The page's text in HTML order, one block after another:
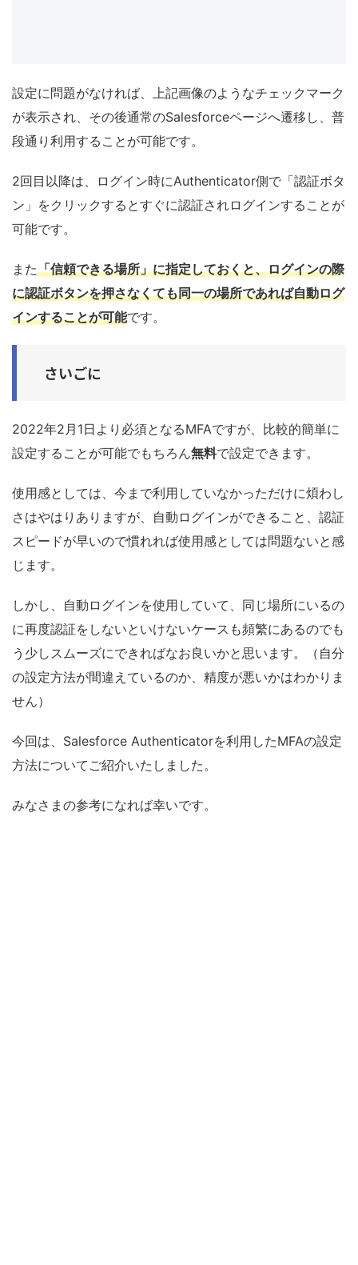
設定に問題がなければ、上記画像のようなチェックマーク
が表示され、その後通常のSalesforceページへ遷移し、普
段通り利用することが可能です。
2回目以降は、ログイン時にAuthenticator側で「認証ボタ
ン」をクリックするとすぐに認証されログインすることが
可能です。
また「信頼できる場所」に指定しておくと、ログインの際
に認証ボタンを押さなくても同一の場所であれば自動ログ
インすることが可能です。
さいごに
2022年2月1日より必須となるMFAですが、比較的簡単に
設定することが可能でもちろん無料で設定できます。
使用感としては、今まで利用していなかっただけに煩わし
さはやはりありますが、自動ログインができること、認証
スピードが早いので慣れれば使用感としては問題ないと感
じます。
しかし、自動ログインを使用していて、同じ場所にいるの
に再度認証をしないといけないケースも頻繁にあるのでも
う少しスムーズにできればなお良いかと思います。（自分
の設定方法が間違えているのか、精度が悪いかはわかりま
せん）
今回は、Salesforce Authenticatorを利用したMFAの設定
方法についてご紹介いたしました。
みなさまの参考になれば幸いです。